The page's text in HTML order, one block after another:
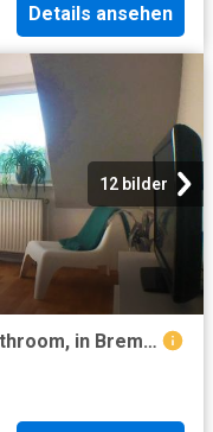
Details ansehen
12 bilder
✩ Beautiful 2BR! with kitchen, bathroom, in Bremen Neustadt, Bremen Amsterdam Apartments for Rent